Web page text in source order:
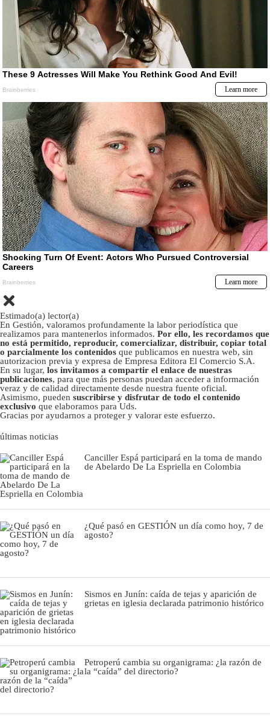
Estimado(a) lector(a)
En Gestión, valoramos profundamente la labor periodística que
realizamos para mantenerlos informados. Por ello, les recordamos que
no está permitido, reproducir, comercializar, distribuir, copiar total
o parcialmente los contenidos que publicamos en nuestra web, sin
autorizacion previa y expresa de Empresa Editora El Comercio S.A.
En su lugar, los invitamos a compartir el enlace de nuestras
publicaciones, para que más personas puedan acceder a información
veraz y de calidad directamente desde nuestra fuente oficial.
Asimismo, pueden suscribirse y disfrutar de todo el contenido
exclusivo que elaboramos para Uds.
Gracias por ayudarnos a proteger y valorar este esfuerzo.
últimas noticias
Canciller Espá participará en la toma de mando
de Abelardo De La Espriella en Colombia
¿Qué pasó en GESTIÓN un día como hoy, 7 de
agosto?
Sismos en Junín: caída de tejas y aparición de
grietas en iglesia declarada patrimonio histórico
Petroperú cambia su organigrama: ¿la razón de
la “caída” del directorio?